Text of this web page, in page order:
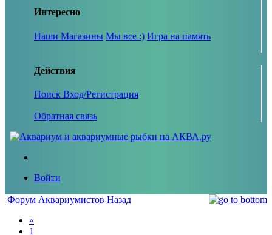
Интересно
Наши Магазины Мы все :) Игра на память
Действия
Поиск Вход/Регистрация
Обратная связь
Войти
Форум Аквариумистов Назад
«
1